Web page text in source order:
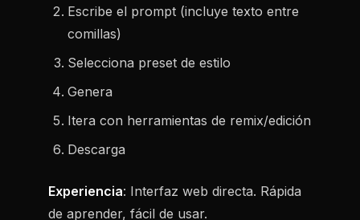
Escribe el prompt (incluye texto entre
comillas)
Selecciona preset de estilo
Genera
Itera con herramientas de remix/edición
Descarga
Experiencia: Interfaz web directa. Rápida
de aprender, fácil de usar.